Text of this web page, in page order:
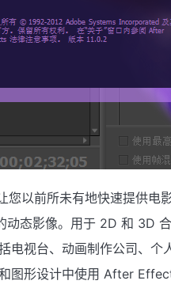
以前所未有地快速提供电
态影像。用于 2D 和 3D
电视台、动画制作公司、个
图形设计中使用 After